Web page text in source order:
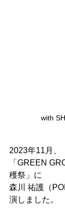
with
2023年11月、
「GREEN
穫祭」に
森川 祐護（
演しました。